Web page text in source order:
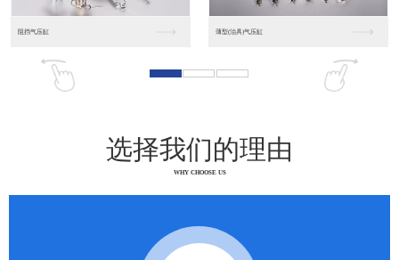
松下人机界面DP10... 数字光钎传感器FX-...
选择我们的理由
WHY CHOOSE US